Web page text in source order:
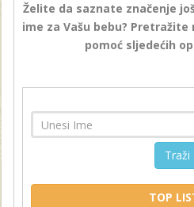
Želite da saznate značenje
ime za Vašu bebu?
pomoć sljedećih
Traži
TOP